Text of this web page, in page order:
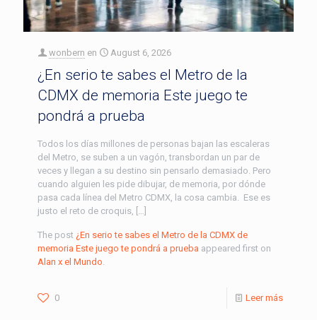
wonbern en August 6, 2026
¿En serio te sabes el Metro de la
CDMX de memoria Este juego te
pondrá a prueba
Todos los días millones de personas bajan las escaleras
del Metro, se suben a un vagón, transbordan un par de
veces y llegan a su destino sin pensarlo demasiado. Pero
cuando alguien les pide dibujar, de memoria, por dónde
pasa cada línea del Metro CDMX, la cosa cambia. Ese es
justo el reto de croquis, […]
The post ¿En serio te sabes el Metro de la CDMX de
memoria Este juego te pondrá a prueba appeared first on
Alan x el Mundo.
0 Leer más